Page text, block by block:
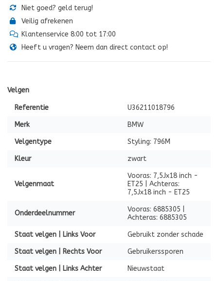
Niet goed? geld terug!
Veilig afrekenen
Klantenservice 8:00 tot 17:00
Heeft u vragen? Neem dan direct contact op!
Velgen
Referentie U36211018796
Merk BMW
Velgentype Styling: 796M
Kleur zwart
Velgenmaat
Vooras: 7,5Jx18 inch -
ET25 | Achteras:
7,5Jx18 inch - ET25
Onderdeelnummer
Vooras: 6885305 |
Achteras: 6885305
Staat velgen | Links Voor Gebruikt zonder schade
Staat velgen | Rechts Voor Gebruikerssporen
Staat velgen | Links Achter Nieuwstaat